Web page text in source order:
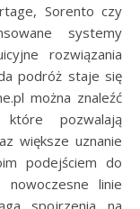
Sorento czy
systemy
rozwiązania
podróż staje się
można znaleźć
pozwalają
większe uznanie
podejściem do
nowoczesne linie
spojrzenia na